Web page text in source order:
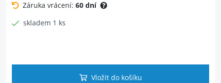
Záruka vrácení: 60 dní
skladem 1 ks
Vložit do košíku